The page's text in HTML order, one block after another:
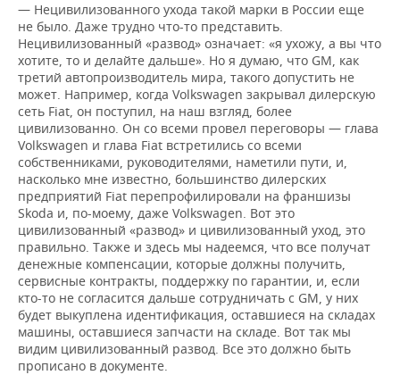
— Нецивилизованного ухода такой марки в России еще
не было. Даже трудно что-то представить.
Нецивилизованный «развод» означает: «я ухожу, а вы что
хотите, то и делайте дальше». Но я думаю, что GM, как
третий автопроизводитель мира, такого допустить не
может. Например, когда Volkswagen закрывал дилерскую
сеть Fiat, он поступил, на наш взгляд, более
цивилизованно. Он со всеми провел переговоры — глава
Volkswagen и глава Fiat встретились со всеми
собственниками, руководителями, наметили пути, и,
насколько мне известно, большинство дилерских
предприятий Fiat перепрофилировали на франшизы
Skoda и, по-моему, даже Volkswagen. Вот это
цивилизованный «развод» и цивилизованный уход, это
правильно. Также и здесь мы надеемся, что все получат
денежные компенсации, которые должны получить,
сервисные контракты, поддержку по гарантии, и, если
кто-то не согласится дальше сотрудничать с GM, у них
будет выкуплена идентификация, оставшиеся на складах
машины, оставшиеся запчасти на складе. Вот так мы
видим цивилизованный развод. Все это должно быть
прописано в документе.